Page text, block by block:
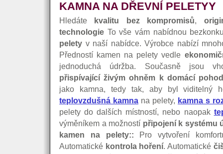
KAMNA NA DŘEVNÍ PELETYY
Hledáte kvalitu bez kompromisů,
technologie To vše vám nabídnou
pelety v naší nabídce. Výrobce nabízí
Předností kamen na pelety vedle
jednoduchá údržba. Současně jsou
přispívající živým ohněm k domácí
jako kamna, tedy tak, aby byl viditelný
teplovzdušná kamna na pelety, kamna s
pelety do dalších místností, nebo naopak
výměníkem a možností připojení k systému
kamen na pelety:: Pro vytvoření
Automatické kontrola hoření. Automatické